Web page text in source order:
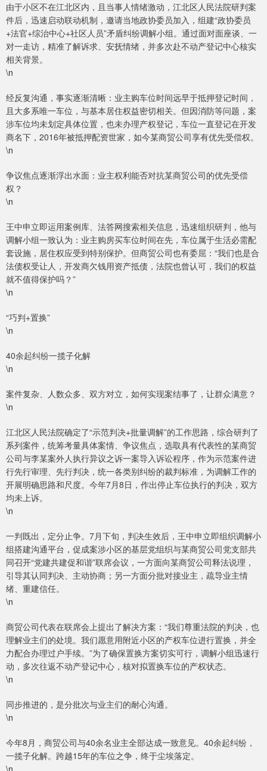
由于小区不在江北区内，且当事人情绪激动，江北区人民法院研判案
件后，迅速启动联动机制，邀请当地政协委员加入，组建“政协委员
+法官+综治中心+社区人员”矛盾纠纷调解小组。通过面对面座谈、一
对一走访，精准了解诉求、安抚情绪，并多次赴不动产登记中心核实
相关背景。
\n
经反复沟通，事实逐渐清晰：业主购车位时间远早于抵押登记时间，
且大多系唯一车位，与基本居住权益密切相关。但因消防等问题，案
涉车位均未划定具体位置，也未办理产权登记，车位一直登记在开发
商名下，2016年被抵押配资世家，如今某商贸公司享有优先受偿权。
\n
争议焦点逐渐浮出水面：业主权利能否对抗某商贸公司的优先受偿
权？
\n
王中申立即运用案例库、法答网搜索相关信息，迅速组织研判，他与
调解小组一致认为：业主购房买车位时间在先，车位属于生活必需配
套设施，居住权应受到特别保护。但商贸公司也有委屈：“我们也是合
法债权受让人，开发商欠钱用资产抵债，法院也曾认可，我们的权益
就不值得保护吗？”
\n
“巧判+置换”
\n
40余起纠纷一揽子化解
\n
案件复杂、人数众多、双方对立，如何实现案结事了，让群众满意？
\n
江北区人民法院确定了“示范判决+批量调解”的工作思路，综合研判了
系列案件，统筹考量具体案情、争议焦点，选取具有代表性的某商贸
公司与李某案外人执行异议之诉一案导入诉讼程序，作为示范案件进
行先行审理、先行判决，统一各类别纠纷的裁判标准，为调解工作的
开展明确思路和尺度。今年7月8日，作出停止车位执行的判决，双方
均未上诉。
\n
一判既出，定分止争。7月下旬，判决生效后，王中申立即组织调解小
组搭建沟通平台，促成案涉小区的基层党组织与某商贸公司党支部共
同召开“党建共建促和谐”联席会议，一方面向某商贸公司释法说理，
引导其认同判决、主动协商；另一方面分批对接业主，疏导业主情
绪、重建信任。
\n
商贸公司代表在联席会上提出了解决方案：“我们尊重法院的判决，也
理解业主们的处境。我们愿意用附近小区的产权车位进行置换，并全
力配合办理过户手续。”为了确保置换方案切实可行，调解小组迅速行
动，多次往返不动产登记中心，核对拟置换车位的产权状态。
\n
同步推进的，是分批次与业主们的耐心沟通。
\n
今年8月，商贸公司与40余名业主全部达成一致意见。40余起纠纷，
一揽子化解。跨越15年的车位之争，终于尘埃落定。